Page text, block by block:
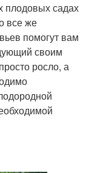
плодовых садах
все же
помогут вам
своим
росло, а